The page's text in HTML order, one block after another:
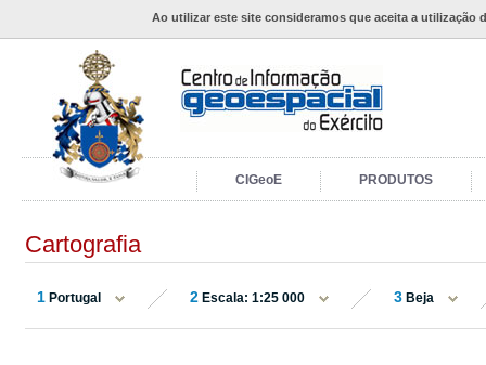
Ao utilizar este site consideramos que aceita a utilização
CIGeoE PRODUTOS
Cartografia
1 Portugal 2 Escala: 1:25 000 3 Beja